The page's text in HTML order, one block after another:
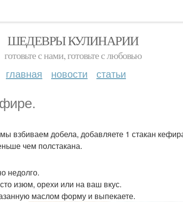
ШЕДЕВРЫ КУЛИНАРИИ
готовьте с нами, готовьте с любовью
главная новости статьи
взбиваем добела, добавляете 1 стакан
чем полстакана.
недолго.
изюм, орехи или на ваш вкус.
маслом форму и выпекаете.